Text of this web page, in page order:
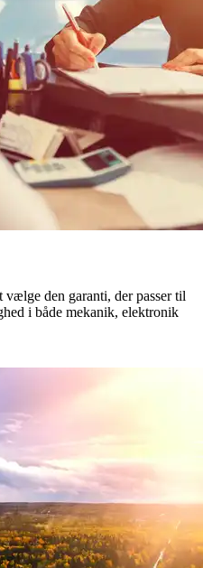
den garanti, der passer til
i både mekanik, elektronik